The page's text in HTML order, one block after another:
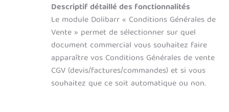
Descriptif détaillé des fonctionnalités
Le module Dolibarr « Conditions Générales de
Vente » permet de sélectionner sur quel
document commercial vous souhaitez faire
apparaître vos Conditions Générales de vente
CGV (devis/factures/commandes) et si vous
souhaitez que ce soit automatique ou non.